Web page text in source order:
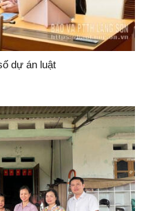
dự án luật